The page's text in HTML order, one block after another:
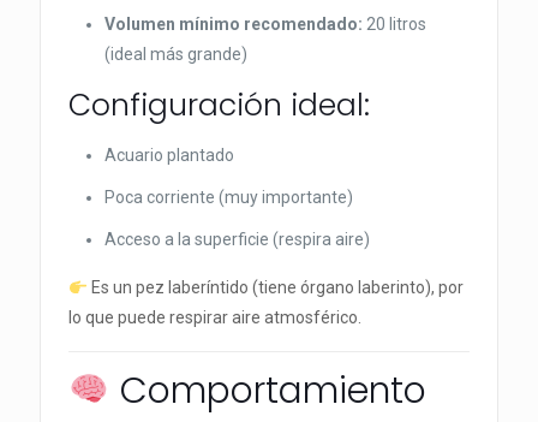
Volumen mínimo recomendado: 20 litros
(ideal más grande)
Configuración ideal:
Acuario plantado
Poca corriente (muy importante)
Acceso a la superficie (respira aire)
Es un pez laberíntido (tiene órgano laberinto), por
lo que puede respirar aire atmosférico.
Comportamiento